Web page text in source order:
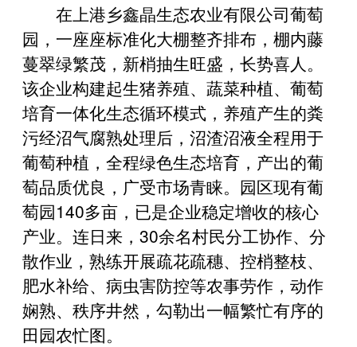
在上港乡鑫晶生态农业有限公司葡萄
园，一座座标准化大棚整齐排布，棚内藤
蔓翠绿繁茂，新梢抽生旺盛，长势喜人。
该企业构建起生猪养殖、蔬菜种植、葡萄
培育一体化生态循环模式，养殖产生的粪
污经沼气腐熟处理后，沼渣沼液全程用于
葡萄种植，全程绿色生态培育，产出的葡
萄品质优良，广受市场青睐。园区现有葡
萄园140多亩，已是企业稳定增收的核心
产业。连日来，30余名村民分工协作、分
散作业，熟练开展疏花疏穗、控梢整枝、
肥水补给、病虫害防控等农事劳作，动作
娴熟、秩序井然，勾勒出一幅繁忙有序的
田园农忙图。